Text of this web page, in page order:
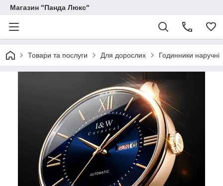
Магазин "Панда Люкс"
Товари та послуги Для дорослих Годинники наручні